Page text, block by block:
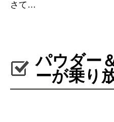
さて…
パウダー
ーが乗り